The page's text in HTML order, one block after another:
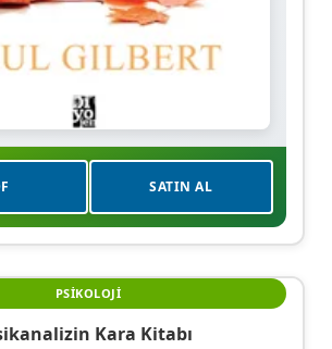
SATIN AL
PSIKOLOJI
Kara Kitabı